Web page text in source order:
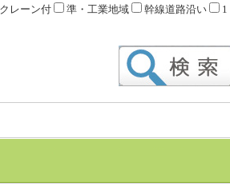
クレーン付 準・工業地域 幹線道路沿い
1